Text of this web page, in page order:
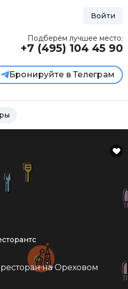
Войти
Подберём лучшее место:
+7 (495) 104 45 90
Бронируйте в Телеграм
на Ореховом